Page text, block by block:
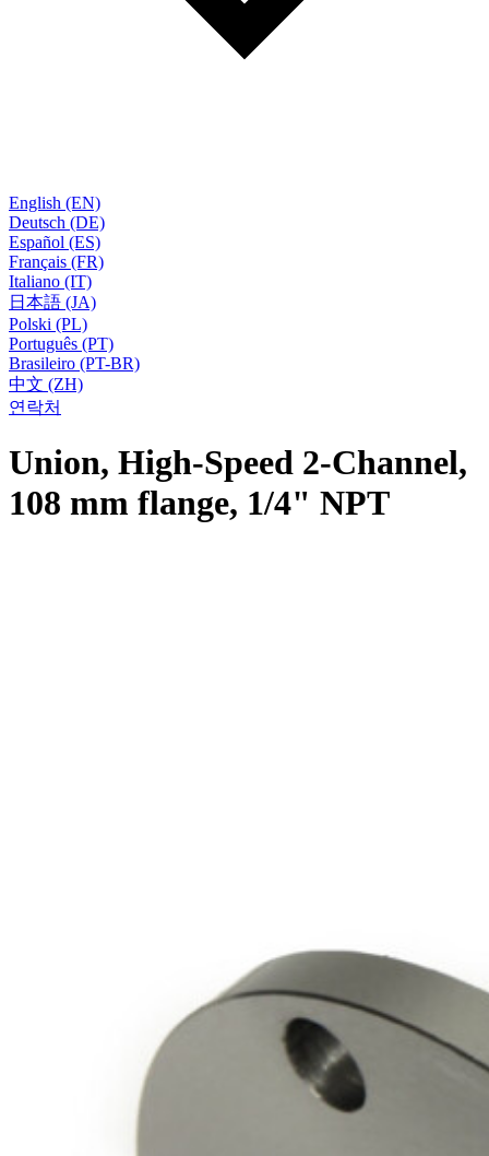
English (EN)
Deutsch (DE)
Español (ES)
Français (FR)
Italiano (IT)
日本語 (JA)
Polski (PL)
Português (PT)
Brasileiro (PT-BR)
中文 (ZH)
연락처
Union, High-Speed 2-Channel,
108 mm flange, 1/4" NPT